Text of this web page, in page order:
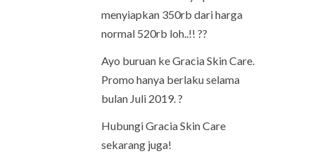
menyiapkan 350rb dari harga
normal 520rb loh..!! ??
Ayo buruan ke Gracia Skin Care.
Promo hanya berlaku selama
bulan Juli 2019. ?
Hubungi Gracia Skin Care
sekarang juga!